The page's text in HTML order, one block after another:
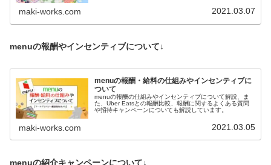
maki-works.com 2021.03.07
menuの報酬やインセンティブについて↓
menuの報酬・給料の仕組みやインセンティブに
ついて
menuの報酬の仕組みやインセンティブについて解説、ま
た、Uber Eatsとの報酬比較、報酬に関するよくある質問
や招待キャンペーンについても解説しています。
maki-works.com 2021.03.05
menuの紹介キャンペーンについて↓